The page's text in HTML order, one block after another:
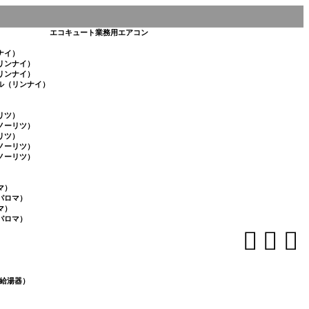
）
ナイ）
ナイ）
リンナイ）
）
リツ）
）
リツ）
リツ）
マ）
マ）
湯器）
エコキュート業務用エアコン
  